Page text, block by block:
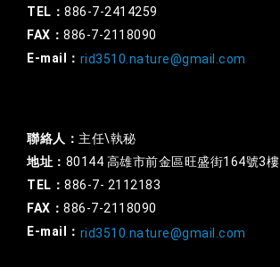
TEL： 886-7-2414259
FAX： 886-7-2118090
E-mail： rid3510.nature@gmail.com
聯絡人： 主任\執秘
地址： 80144 高雄市前金區旺盛街164號3樓
TEL： 886-7- 2112183
FAX： 886-7-2118090
E-mail： rid3510.nature@gmail.com